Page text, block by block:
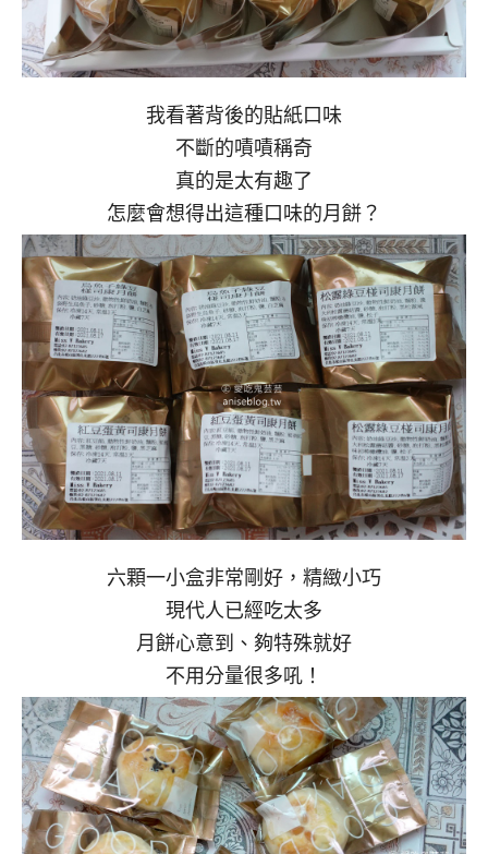
我看著背後的貼紙口味
不斷的嘖嘖稱奇
真的是太有趣了
怎麼會想得出這種口味的月餅？
六顆一小盒非常剛好，精緻小巧
現代人已經吃太多
月餅心意到、夠特殊就好
不用分量很多吼！